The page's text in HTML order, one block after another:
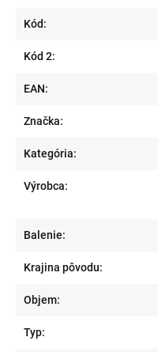
Kód:
Kód 2:
EAN:
Značka:
Kategória:
Výrobca:
Balenie:
Krajina pôvodu:
Objem:
Typ: